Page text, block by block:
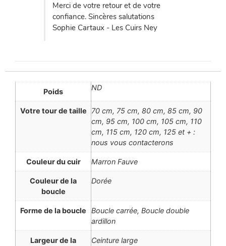
Merci de votre retour et de votre
confiance. Sincères salutations
Sophie Cartaux - Les Cuirs Ney
Poids ND
Votre tour de taille
70 cm, 75 cm, 80 cm, 85 cm, 90
cm, 95 cm, 100 cm, 105 cm, 110
cm, 115 cm, 120 cm, 125 et + :
nous vous contacterons
Couleur du cuir Marron Fauve
Couleur de la
boucle
Dorée
Forme de la boucle
Boucle carrée, Boucle double
ardillon
Largeur de la
Ceinture large